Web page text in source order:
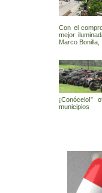
Con el
mejor
Marco Bonilla,
¡Conócelo!”
municipios